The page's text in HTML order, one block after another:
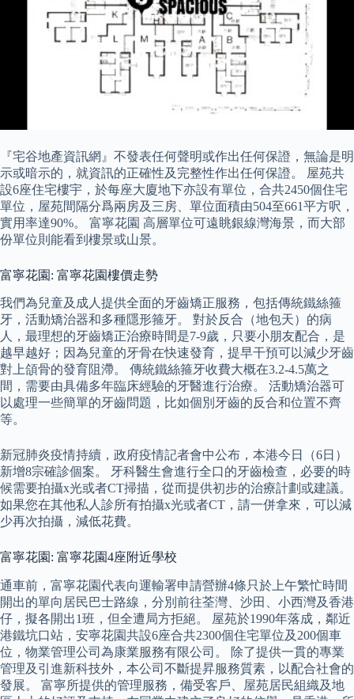
『宅谷地產資訊網』不發表任何聲明或作出任何保證，無論是明
示或暗示的，就資訊的正確性及完整性作出任何保證。 屋苑共
設6座住宅樓宇，於每座大廈地下亦設有單位，合共2450個住宅
單位，屋苑間隔分爲兩房及三房、單位面積由504至661平方呎，
實用率達90%。 富寧花園 高層單位可遠眺銀線灣海景，而大部
份單位則能看到樓景或山景。
富寧花園: 富寧花園樓價走勢
我們為兒童及成人提供全面的牙齒矯正服務，包括傳統鐵絲箍
牙，活動矯治器和多種隱形箍牙。 對於反合（地包天）的病
人，最理想的牙齒矯正治療時間是7-9歲，只要小朋友配合，是
越早越好；因為兒童的牙骨在快速發育，提早干預可以減少牙齒
對上頜骨的發育阻滯。 傳統鐵絲箍牙收費大概在3.2-4.5萬之
間，需要由具備多年臨床經驗的牙醫進行治療。 活動矯治器可
以處理一些簡單的牙齒問題，比如個別牙齒的反合和位置不齊
等。
新冠肺炎疫情持續，政府疫情記者會中公布，本港今日（6日）
新增8宗確診個案。 牙科醫生會進行全口的牙齒檢查，必要的時
候需要拍攝x光或者CT掃描，從而提供初步的治療計劃或建議。
如果您在其他私人診所有拍攝x光或者CT，請一併拿來，可以減
少再次拍攝，減低花費。
富寧花園: 富寧花園4座附近學校
通車前，富寧花園代表向運輸署申請營辦4條只於上午繁忙時間
開出的單向居民巴士路線，分別前往荃灣、沙田、小西灣及香港
仔，擬各開出1班，但全遭局方拒絕。 屋苑於1990年落成，鄰近
港鐵坑口站，安寧花園共設6座合共2300個住宅單位及200個車
位，物業管理公司為康業服務有限公司。 除了提供一貫的專業
管理及引進新科技外，本公司不斷提昇服務質素，以配合社會的
發展。 富寧所提供的管理服務，備受客戶、屋苑居民組織及地